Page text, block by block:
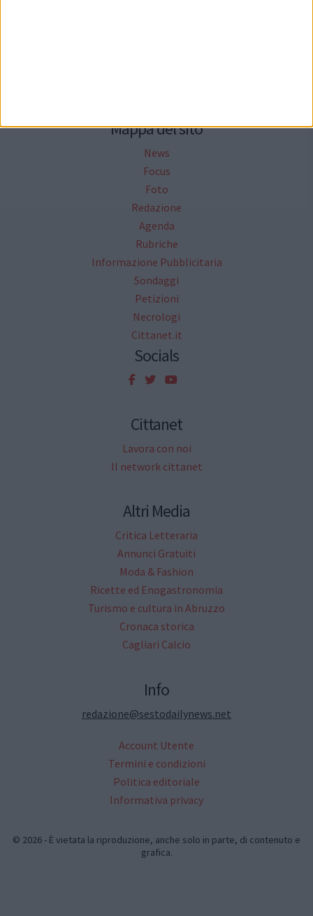
Mappa del sito
News
Focus
Foto
Redazione
Agenda
Rubriche
Informazione Pubblicitaria
Sondaggi
Petizioni
Necrologi
Cittanet.it
Socials
Cittanet
Lavora con noi
Il network cittanet
Altri Media
Critica Letteraria
Annunci Gratuiti
Moda & Fashion
Ricette ed Enogastronomia
Turismo e cultura in Abruzzo
Cronaca storica
Cagliari Calcio
Info
redazione@sestodailynews.net
Account Utente
Termini e condizioni
Politica editoriale
Informativa privacy
© 2026 - È vietata la riproduzione, anche solo in parte, di contenuto e
grafica.